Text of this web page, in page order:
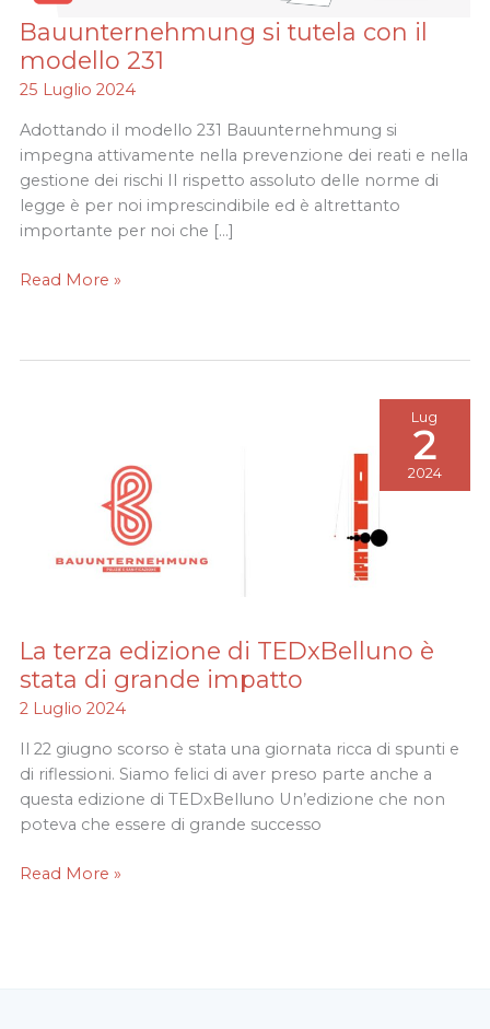
Bauunternehmung si tutela con il
modello 231
25 Luglio 2024
Adottando il modello 231 Bauunternehmung si
impegna attivamente nella prevenzione dei reati e nella
gestione dei rischi Il rispetto assoluto delle norme di
legge è per noi imprescindibile ed è altrettanto
importante per noi che […]
Bauunternehmung
si
tutela
il
modello
231
Read More »
La terza edizione di TEDxBelluno è
stata di grande impatto
2 Luglio 2024
Il 22 giugno scorso è stata una giornata ricca di spunti e
di riflessioni. Siamo felici di aver preso parte anche a
questa edizione di TEDxBelluno Un’edizione che non
poteva che essere di grande successo
La
terza
edizione
TEDxBelluno
è
stata
di
impatto
Read More »
Lug
2
2024